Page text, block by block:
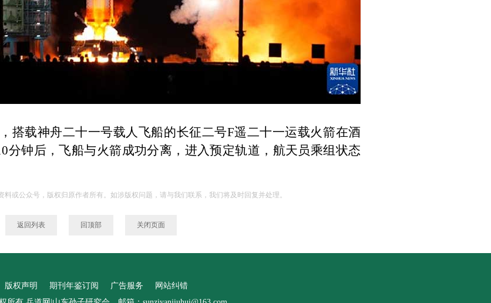
搭载神舟二十一号载人飞船的长征二号F遥二十一运载火箭在酒
分钟后，飞船与火箭成功分离，进入预定轨道，航天员乘组状态
料或公众号，版权归原作者所有。如涉版权问题，请与我们联系，我们将及时回复并处理。
返回列表 回顶部 关闭页面
版权声明 期刊年鉴订阅 广告服务
网站纠错